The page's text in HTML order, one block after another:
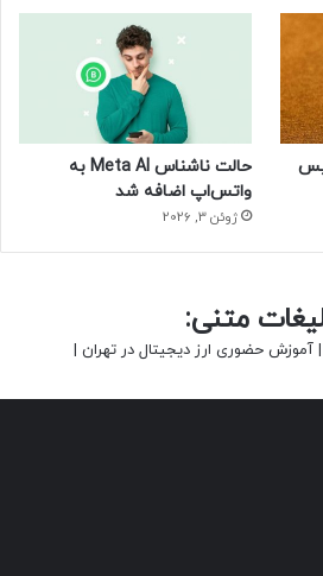
حالت ناشناس Meta AI به
واتس‌اپ اضافه شد
ژوئن 3, 2026
متنی:
| آموزش حضوری ارز دیجیتال در تهران |